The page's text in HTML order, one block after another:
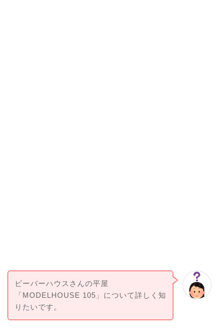
ビーバーハウスさんの平屋
「MODELHOUSE 105」について詳しく知
りたいです。